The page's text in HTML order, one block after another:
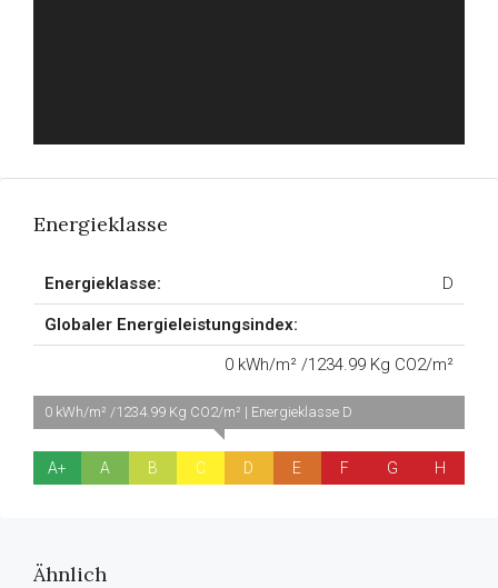
Energieklasse
Energieklasse: D
Globaler Energieleistungsindex:
0 kWh/m² /1234.99 Kg CO2/m²
A+ A B C
0 kWh/m² /1234.99 Kg CO2/m² | Energieklasse D
D E F G H
Ähnlich